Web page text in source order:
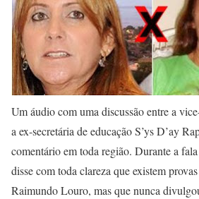
Um áudio com uma discussão entre a
a ex-secretária de educação S’ys D’ay
comentário em toda região. Durante a
disse com toda clareza que existem
Raimundo Louro, mas que nunca